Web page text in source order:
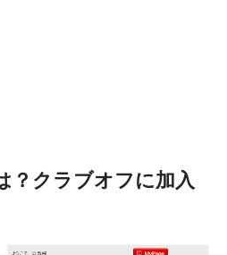
？クラブオフに加入